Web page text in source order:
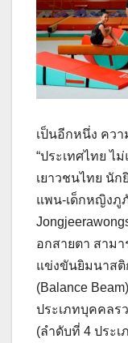
เป็นอีกหนึ่ง ควา
“ประเทศไทย ไ
เยาวชนไทย นัก
แพน-เด็กหญิงภูภั
อกสายตา สาม
แข่งขันยิมนาส
(Balance
ประเภทบุคคลร
(ลำดับที่ 4 ประเ